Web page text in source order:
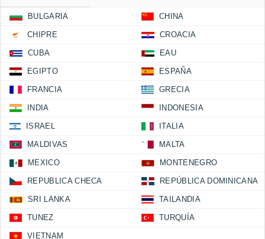
BULGARIA CHINA
CHIPRE CROACIA
CUBA EAU
EGIPTO ESPAÑA
FRANCIA GRECIA
INDIA INDONESIA
ISRAEL ITALIA
MALDIVAS MALTA
MEXICO MONTENEGRO
REPUBLICA CHECA REPÚBLICA DOMINICANA
SRI LANKA TAILANDIA
TUNEZ TURQUÍA
VIETNAM